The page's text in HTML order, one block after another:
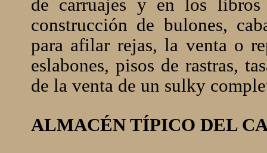
de carruajes y en los libros
construcción de bulones,
para afilar rejas, la venta o
eslabones, pisos de rastras,
de la venta de un sulky
ALMACÉN TÍPICO DEL